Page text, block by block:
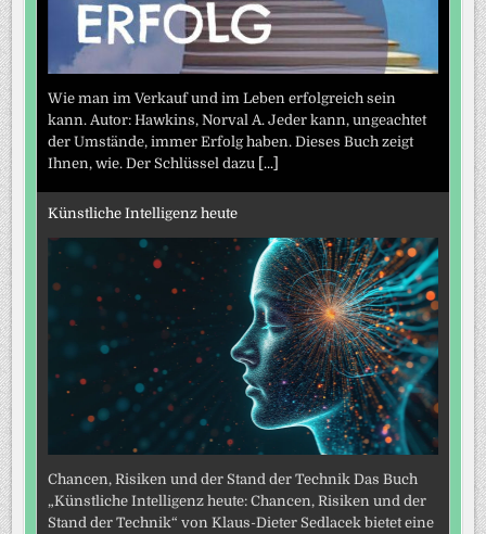
Wie man im Verkauf und im Leben erfolgreich sein
kann. Autor: Hawkins, Norval A. Jeder kann, ungeachtet
der Umstände, immer Erfolg haben. Dieses Buch zeigt
Ihnen, wie. Der Schlüssel dazu
[...]
Künstliche Intelligenz heute
Chancen, Risiken und der Stand der Technik Das Buch
„Künstliche Intelligenz heute: Chancen, Risiken und der
Stand der Technik“ von Klaus-Dieter Sedlacek bietet eine